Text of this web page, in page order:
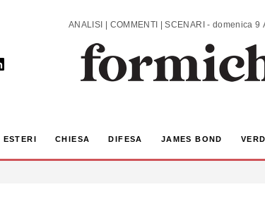
ANALISI | COMMENTI |
ESTERI CHIESA DIFESA JAMES BOND